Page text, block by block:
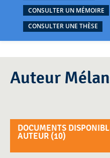
CONSULTER UN MÉMOIRE
CONSULTER UNE THÈSE
Auteur
DOCUMENTS
AUTEUR (10)